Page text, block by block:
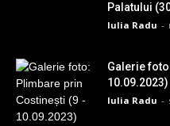
Palatului
Iulia Radu -
Galerie
10.09.2023)
Iulia Radu -